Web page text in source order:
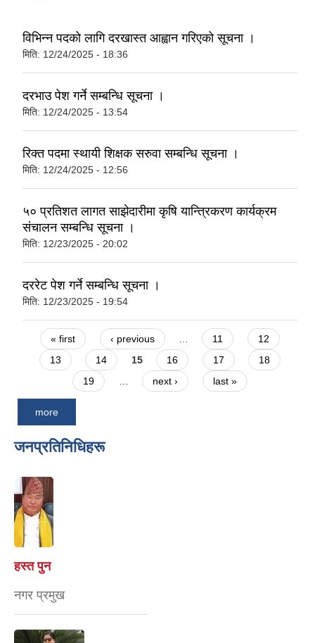
विभिन्न पदको लागि दरखास्त आह्वान गरिएको सूचना ।
मिति: 12/24/2025 - 18:36
दरभाउ पेश गर्ने सम्बन्धि सूचना ।
मिति: 12/24/2025 - 13:54
रिक्त पदमा स्थायी शिक्षक सरुवा सम्बन्धि सूचना ।
मिति: 12/24/2025 - 12:56
५० प्रतिशत लागत साझेदारीमा कृषि यान्त्रिकरण कार्यक्रम
संचालन सम्बन्धि सूचना ।
मिति: 12/23/2025 - 20:02
दररेट पेश गर्ने सम्बन्धि सूचना ।
मिति: 12/23/2025 - 19:54
Pages
« first ‹ previous 11
12
13
14 15 16 17
18
19
next › last »
more
जनप्रतिनिधिहरू
हस्त पुन
नगर प्रमुख